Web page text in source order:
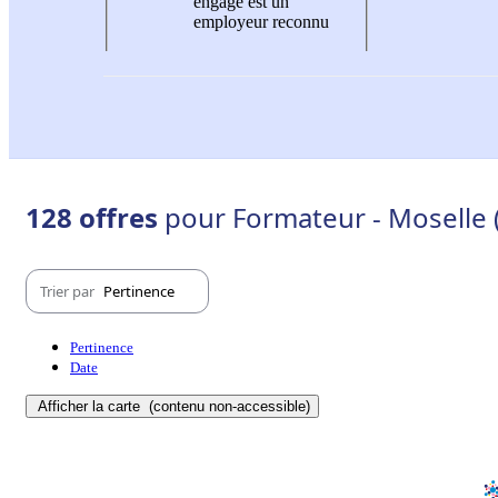
employeur reconnu
128 offres pour Formateur - Moselle
Trier par Pertinence
Pertinence
Date
Afficher la carte (contenu non-accessible)